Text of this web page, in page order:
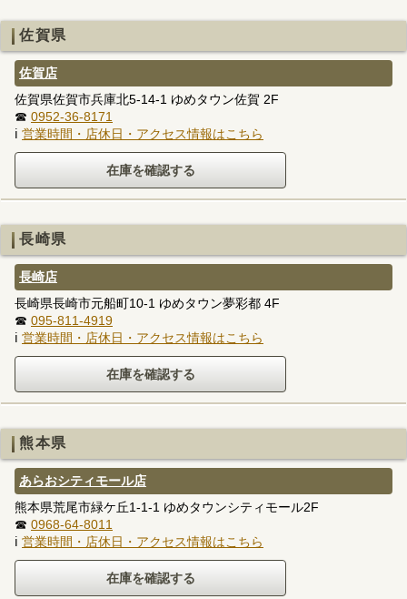
佐賀県
佐賀店
佐賀県佐賀市兵庫北5-14-1 ゆめタウン佐賀 2F
☎ 0952-36-8171
ℹ 営業時間・店休日・アクセス情報はこちら
長崎県
長崎店
長崎県長崎市元船町10-1 ゆめタウン夢彩都 4F
☎ 095-811-4919
ℹ 営業時間・店休日・アクセス情報はこちら
熊本県
あらおシティモール店
熊本県荒尾市緑ケ丘1-1-1 ゆめタウンシティモール2F
☎ 0968-64-8011
ℹ 営業時間・店休日・アクセス情報はこちら